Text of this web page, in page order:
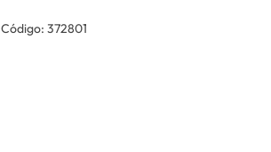
Código: 372801